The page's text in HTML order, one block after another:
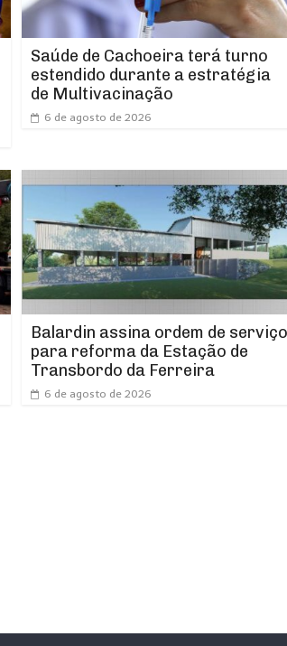
Saúde de Cachoeira terá turno
estendido durante a estratégia
de Multivacinação
6 de agosto de 2026
Balardin assina ordem de serviço
para reforma da Estação de
Transbordo da Ferreira
6 de agosto de 2026